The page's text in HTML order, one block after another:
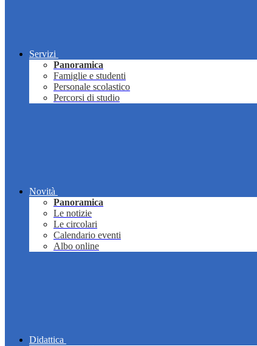
Servizi
Panoramica
Famiglie e studenti
Personale scolastico
Percorsi di studio
Novità
Panoramica
Le notizie
Le circolari
Calendario eventi
Albo online
Didattica